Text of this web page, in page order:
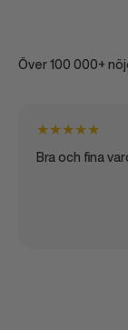
Över 100 000+
★★★★★
Bra och fina